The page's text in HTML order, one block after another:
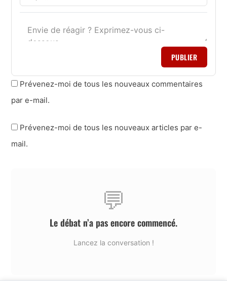
PUBLIER
Prévenez-moi de tous les nouveaux commentaires
par e-mail.
Prévenez-moi de tous les nouveaux articles par e-
mail.
💬
Le débat n’a pas encore commencé.
Lancez la conversation !